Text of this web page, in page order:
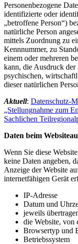
Personenbezogene
identifizierte oder
„betroffene Person“)
natürliche Person
mittels Zuordnung zu
Kennnummer, zu
einem oder mehreren
kann, die Ausdruck der
psychischen,
dieser natürlichen
Aktuell: Datenschutz-
„Stellungnahme zum
Sachlichen
Daten beim
Wenn Sie diese
keine Daten angeben,
Anzeige der Website
internetfähigen Gerät
IP-Adresse
Datum und
jeweils
die Website, von
Browsertyp und
Betriebssystem